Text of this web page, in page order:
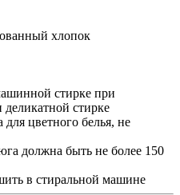
хлопок
стирке при
деликатной стирке
цветного белья, не
должна быть не более 150
в стиральной машине